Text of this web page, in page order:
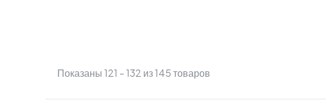
Показаны 121 - 132 из 145 товаров